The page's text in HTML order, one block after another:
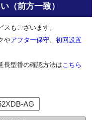
（前方一致）
もございます。
やアフター保守
初回設置
長型番の確認方法は こちら